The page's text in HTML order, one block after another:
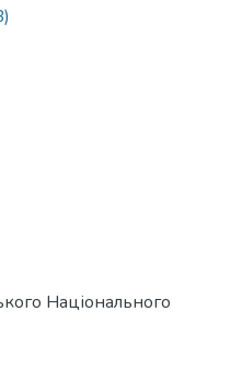
Національного